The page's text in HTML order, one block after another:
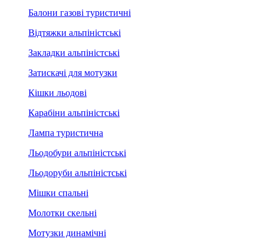
Балони газові туристичні
Відтяжки альпіністські
Закладки альпіністські
Затискачі для мотузки
Кішки льодові
Карабіни альпіністські
Лампа туристична
Льодобури альпіністські
Льодоруби альпіністські
Мішки спальні
Молотки скельні
Мотузки динамічні